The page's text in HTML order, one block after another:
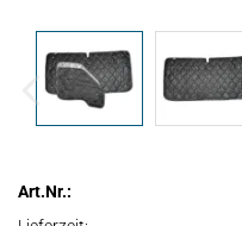
Art.Nr.: